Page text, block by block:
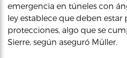
emergencia en túneles con
ley establece que deben estar
protecciones, algo que se
Sierre, según aseguró Müller.